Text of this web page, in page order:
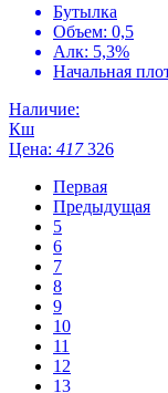
Бутылка
Объем: 0,5
Алк: 5,3%
Начальная
Наличие:
Кш
Цена: 417 326
Первая
Предыдущая
5
6
7
8
9
10
11
12
13